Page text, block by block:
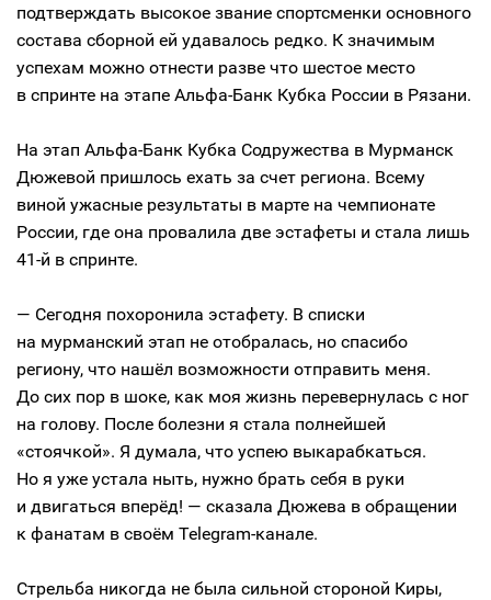
подтверждать высокое звание спортсменки основного
состава сборной ей удавалось редко. К значимым
успехам можно отнести разве что шестое место
в спринте на этапе Альфа-Банк Кубка России в Рязани.
На этап Альфа-Банк Кубка Содружества в Мурманск
Дюжевой пришлось ехать за счет региона. Всему
виной ужасные результаты в марте на чемпионате
России, где она провалила две эстафеты и стала лишь
41-й в спринте.
— Сегодня похоронила эстафету. В списки
на мурманский этап не отобралась, но спасибо
региону, что нашёл возможности отправить меня.
До сих пор в шоке, как моя жизнь перевернулась с ног
на голову. После болезни я стала полнейшей
«стоячкой». Я думала, что успею выкарабкаться.
Но я уже устала ныть, нужно брать себя в руки
и двигаться вперёд! — сказала Дюжева в обращении
к фанатам в своём Telegram-канале.
Стрельба никогда не была сильной стороной Киры,